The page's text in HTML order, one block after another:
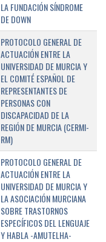
LA FUNDACIÓN SÍNDROME
DE DOWN
PROTOCOLO GENERAL DE
ACTUACIÓN ENTRE LA
UNIVERSIDAD DE MURCIA Y
EL COMITÉ ESPAÑOL DE
REPRESENTANTES DE
PERSONAS CON
DISCAPACIDAD DE LA
REGIÓN DE MURCIA (CERMI-
RM)
PROTOCOLO GENERAL DE
ACTUACIÓN ENTRE LA
UNIVERSIDAD DE MURCIA Y
LA ASOCIACIÓN MURCIANA
SOBRE TRASTORNOS
ESPECÍFICOS DEL LENGUAJE
Y HABLA -AMUTELHA-